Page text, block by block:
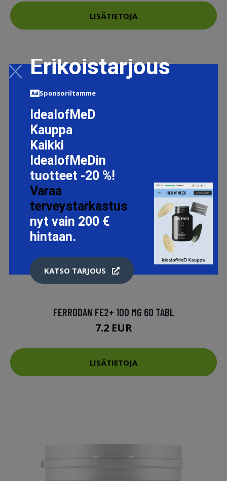
LISÄTIETOJA
FERRODAN FE2+ 100 MG 60 TABL
7.2 EUR
LISÄTIETOJA
Erikoistarjous
Sponsoriltamme
IdealofMeD
Kauppa
Kaikki
IdealofMeDin
tuotteet -20 %!
Varaa
terveystarkastus
nyt vain 200 €
hintaan.
KATSO TARJOUS